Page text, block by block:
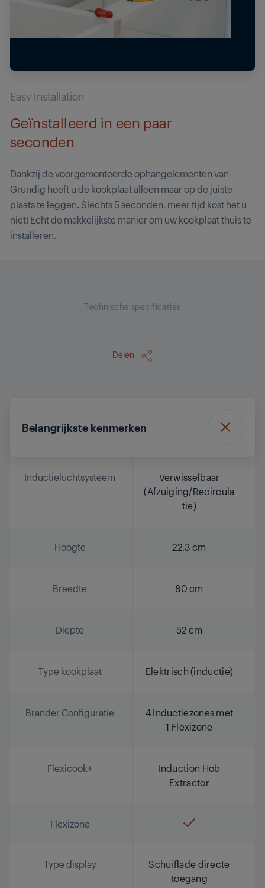
Easy Installation
Geïnstalleerd in een paar
seconden
Dankzij de voorgemonteerde ophangelementen van
Grundig hoeft u de kookplaat alleen maar op de juiste
plaats te leggen. Slechts 5 seconden, meer tijd kost het u
niet! Echt de makkelijkste manier om uw kookplaat thuis te
installeren.
Technische specificaties
Delen
Belangrijkste kenmerken
Inductieluchtsysteem
Verwisselbaar
(Afzuiging/Recircula
tie)
Hoogte 22.3 cm
Breedte 80 cm
Diepte 52 cm
Type kookplaat Elektrisch (inductie)
Brander Configuratie
4 Inductiezones met
1 Flexizone
Flexicook+
Induction Hob
Extractor
Flexizone
Type display
Schuiflade directe
toegang